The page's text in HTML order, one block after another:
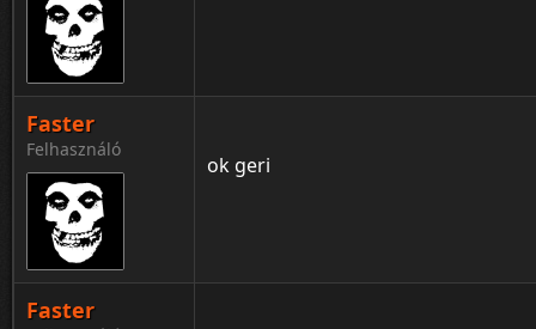
Faster
Felhasználó
ok geri
Faster